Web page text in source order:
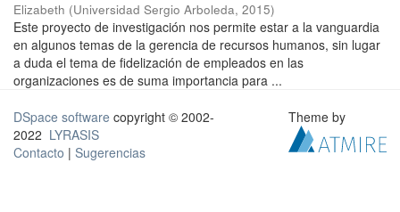
Elizabeth (Universidad Sergio Arboleda, 2015)
Este proyecto de investigación nos permite estar a la vanguardia
en algunos temas de la gerencia de recursos humanos, sin lugar
a duda el tema de fidelización de empleados en las
organizaciones es de suma importancia para ...
DSpace software copyright © 2002-
2022 LYRASIS
Contacto | Sugerencias
Theme by